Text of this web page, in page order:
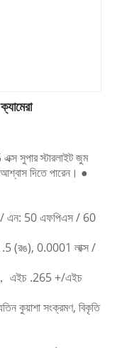
সুপার স্টারলাইট জুম
দিতে পারেন। ●
/ এন: 50 এফপিএস / 60
(রঙ), 0.0001 লাক্স /
এইচ .265 +/এইচ
কুয়াশা সংক্রমণ, বিকৃতি